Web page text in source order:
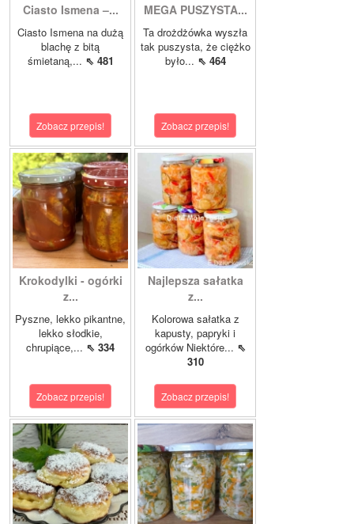
Ciasto Ismena –...
Ciasto Ismena na dużą
blachę z bitą
śmietaną,... ⇖ 481
Zobacz przepis!
MEGA PUSZYSTA...
Ta drożdżówka wyszła
tak puszysta, że ciężko
było... ⇖ 464
Zobacz przepis!
Krokodylki - ogórki
z...
Pyszne, lekko pikantne,
lekko słodkie,
chrupiące,... ⇖ 334
Zobacz przepis!
Najlepsza sałatka
z...
Kolorowa sałatka z
kapusty, papryki i
ogórków Niektóre... ⇖
310
Zobacz przepis!